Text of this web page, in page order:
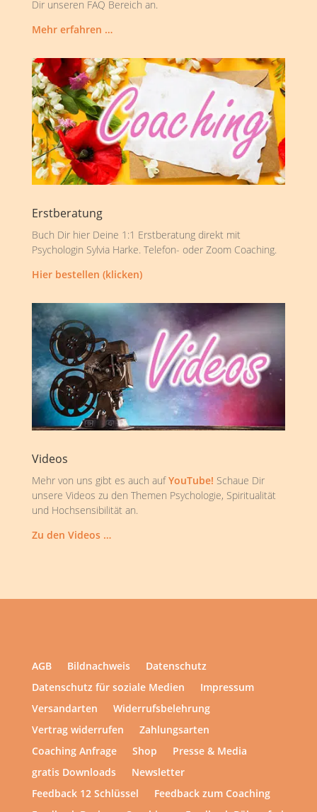
Dir unseren FAQ Bereich an.
Mehr erfahren …
Erstberatung
Buch Dir hier Deine 1:1 Erstberatung direkt mit
Psychologin Sylvia Harke. Telefon- oder Zoom Coaching.
Hier bestellen (klicken)
Videos
Mehr von uns gibt es auch aufYouTube! Schaue Dir
unsere Videos zu den Themen Psychologie, Spiritualität
und Hochsensibilität an.
Zu den Videos …
AGB Bildnachweis
Datenschutz
Datenschutz für soziale Medien
Impressum
Versandarten
Widerrufsbelehrung
Vertrag widerrufen
Zahlungsarten
Coaching Anfrage
Shop
Presse & Media
gratis Downloads
Newsletter
Feedback 12 Schlüssel
Feedback zum Coaching